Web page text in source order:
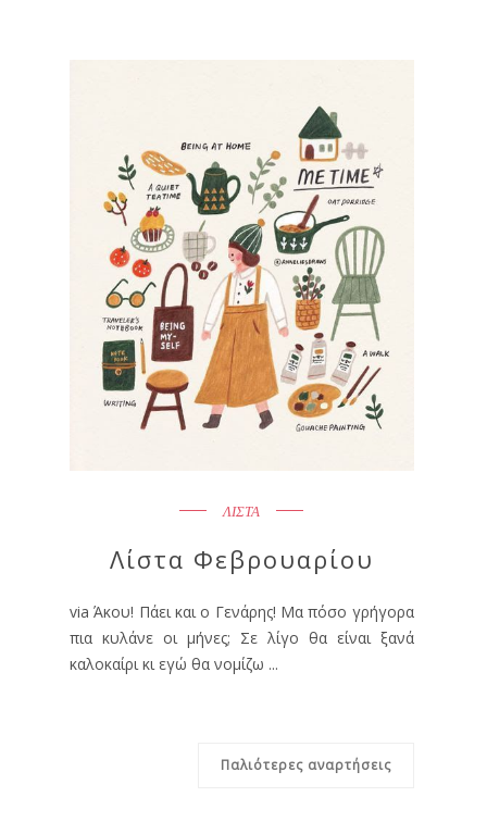
ΛΙΣΤΑ
Λίστα Φεβρουαρίου
via Άκου! Πάει και ο Γενάρης! Μα πόσο γρήγορα
πια κυλάνε οι μήνες; Σε λίγο θα είναι ξανά
καλοκαίρι κι εγώ θα νομίζω ...
Παλιότερες αναρτήσεις